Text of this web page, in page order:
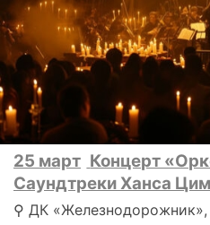
25 март Концерт
Саундтреки Ханса
⚲ ДК